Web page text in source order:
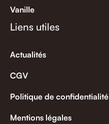
Vanille
Liens utiles
Actualités
CGV
Politique de confidentialité
Mentions légales